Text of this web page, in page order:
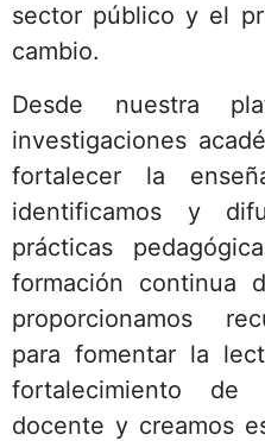
sector público y el
cambio.
Desde nuestra
investigaciones
fortalecer la
identificamos y
prácticas
formación continua
proporcionamos
para fomentar la
fortalecimiento
docente y creamos